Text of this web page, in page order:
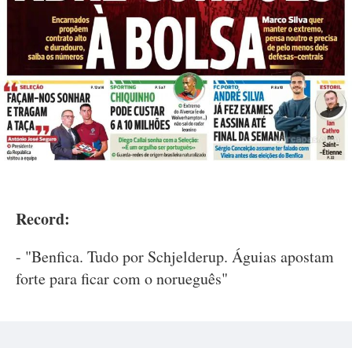
Record:
- "Benfica. Tudo por Schjelderup. Águias apostam
forte para ficar com o norueguês"